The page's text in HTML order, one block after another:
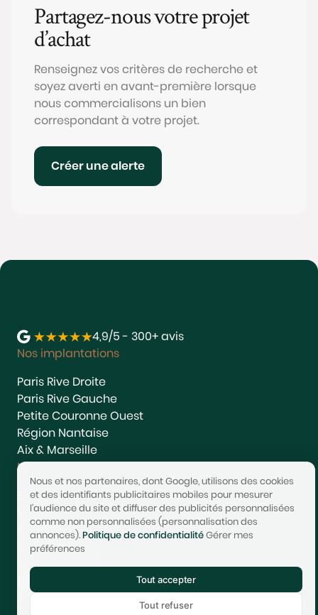
Partagez-nous votre projet
d’achat
Renseignez vos critères de recherche et
soyez averti en avant-première lorsque
nous commercialisons un bien
correspondant à votre projet.
Créer une alerte
4,9/5 - 300+ avis
Nos implantations
Paris Rive Droite
Paris Rive Gauche
Petite Couronne Ouest
Région Nantaise
Aix & Marseille
Nos services
Estimer
Vendre
Acheter
Nous rejoindre
Nous contacter
© 2017-2025 STONEO | Tech & Website powered byAvest
Nous et nos partenaires, dont Google, utilisons des cookies
et des identifiants publicitaires mobiles pour mesurer
l'audience du site et diffuser des publicités personnalisées
comme non personnalisées (personnalisation des
annonces).Politique de confidentialitéGérer mes
préférences
Tout accepter
Tout refuser